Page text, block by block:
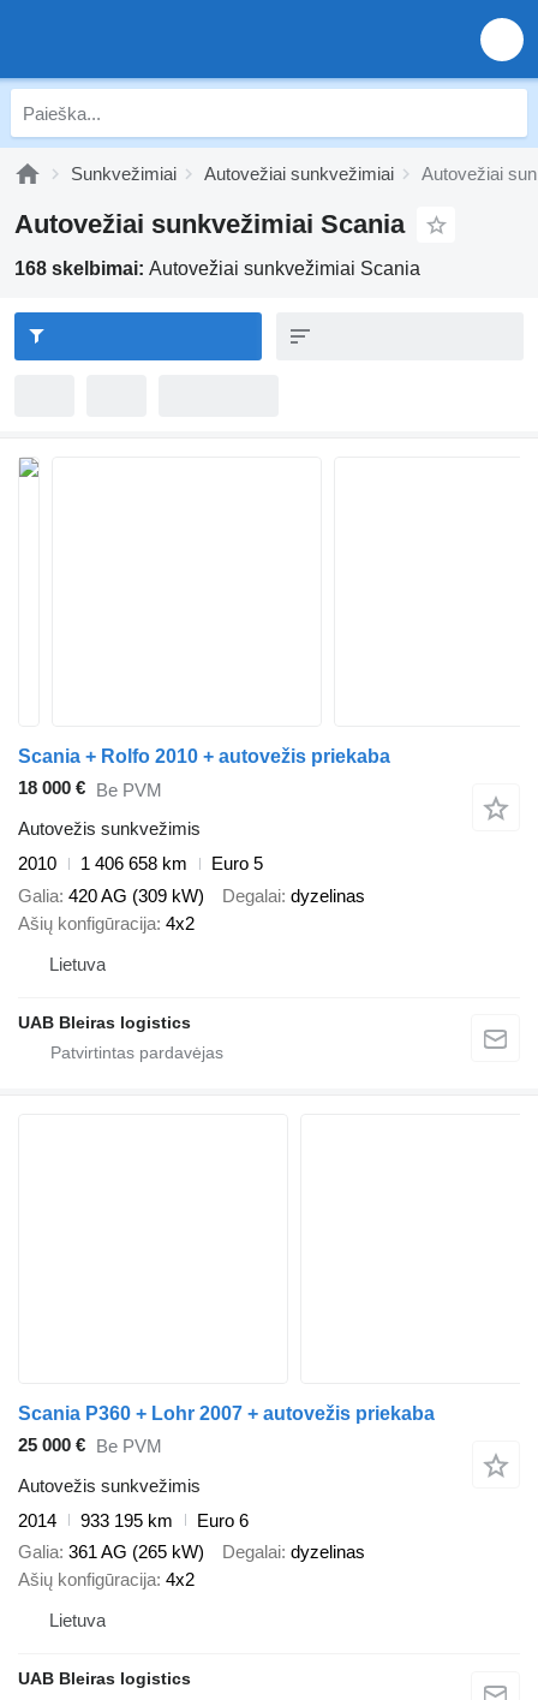
Sunkvežimiai Autovežiai sunkvežimiai Autovežiai
Autovežiai sunkvežimiai Scania
168 skelbimai: Autovežiai sunkvežimiai Scania
Scania + Rolfo 2010 + autovežis priekaba
18 000 € Be PVM
Autovežis sunkvežimis
2010
1 406 658 km
Euro 5
Galia 420 AG (309 kW) Degalai dyzelinas
Ašių konfigūracija 4x2
Lietuva
UAB Bleiras logistics
Scania P360 + Lohr 2007 + autovežis priekaba
25 000 € Be PVM
Autovežis sunkvežimis
2014
933 195 km
Euro 6
Galia 361 AG (265 kW) Degalai dyzelinas
Ašių konfigūracija 4x2
Lietuva
UAB Bleiras logistics